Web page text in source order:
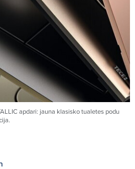
apdari: jauna klasisko tualetes podu